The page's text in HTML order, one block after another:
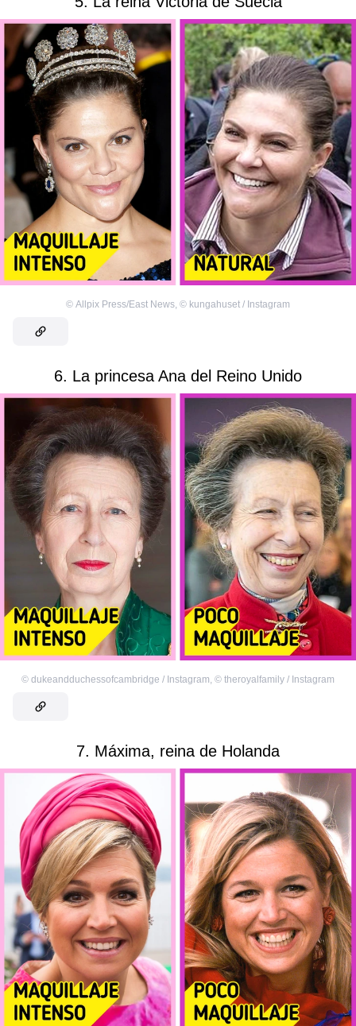
© Allpix Press/East News, © kungahuset / Instagram
6. La princesa Ana del Reino Unido
© dukeandduchessofcambridge / Instagram © theroyalfamily / Instagram
7. Máxima, reina de Holanda